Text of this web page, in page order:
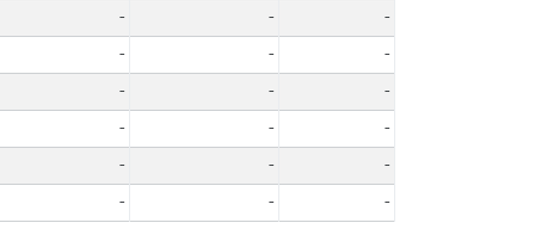
- -
-
- -
-
- -
-
- -
-
- -
-
- - -